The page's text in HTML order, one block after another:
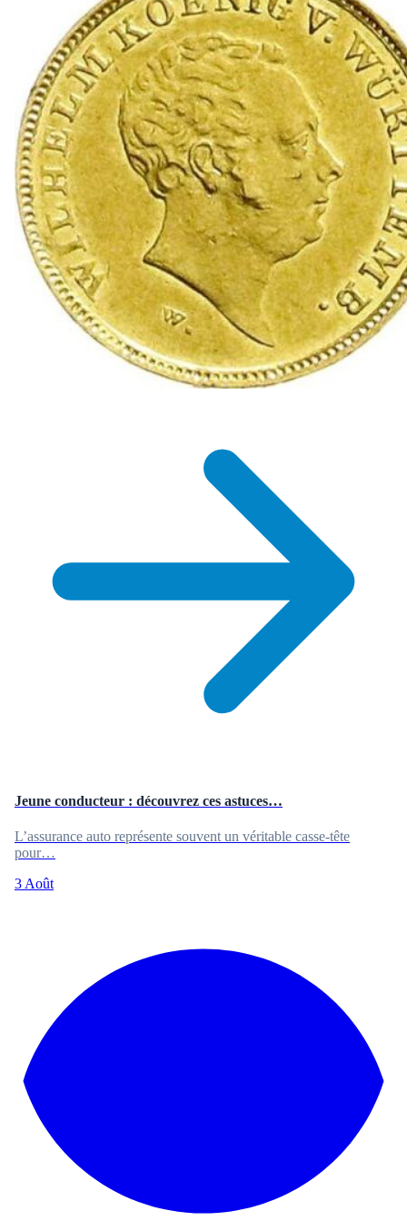
Jeune conducteur : découvrez ces astuces…
L’assurance auto représente souvent un véritable casse-tête
pour…
3 Août